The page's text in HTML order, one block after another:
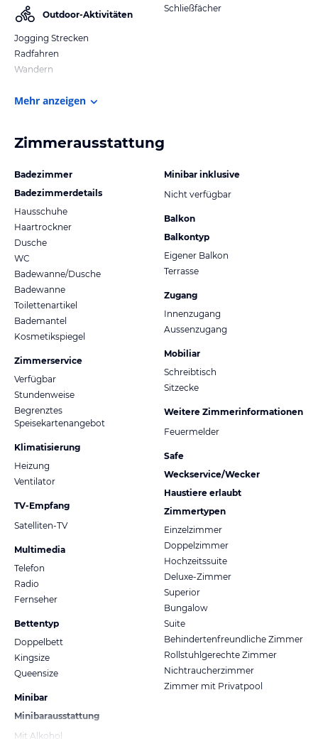
Outdoor-Aktivitäten
Jogging Strecken
Radfahren
Wandern
Schließfächer
Mehr anzeigen
Zimmerausstattung
Badezimmer
Badezimmerdetails
Hausschuhe
Haartrockner
Dusche
WC
Badewanne/Dusche
Badewanne
Toilettenartikel
Bademantel
Kosmetikspiegel
Zimmerservice
Verfügbar
Stundenweise
Begrenztes
Speisekartenangebot
Klimatisierung
Heizung
Ventilator
TV-Empfang
Satelliten-TV
Multimedia
Telefon
Radio
Fernseher
Bettentyp
Doppelbett
Kingsize
Queensize
Minibar
Minibarausstattung
Mit Alkohol
Minibar inklusive
Nicht verfügbar
Balkon
Balkontyp
Eigener Balkon
Terrasse
Zugang
Innenzugang
Aussenzugang
Mobiliar
Schreibtisch
Sitzecke
Weitere Zimmerinformationen
Feuermelder
Safe
Weckservice/Wecker
Haustiere erlaubt
Zimmertypen
Einzelzimmer
Doppelzimmer
Hochzeitssuite
Deluxe-Zimmer
Superior
Bungalow
Suite
Behindertenfreundliche Zimmer
Rollstuhlgerechte Zimmer
Nichtraucherzimmer
Zimmer mit Privatpool